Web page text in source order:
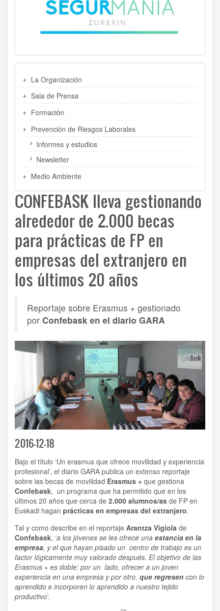
LATERAL
La Organización
Sala de Prensa
Formación
Prevención de Riesgos Laborales
Informes y estudios
Newsletter
Medio Ambiente
CONFEBASK lleva gestionando
alrededor de 2.000 becas
para prácticas de FP en
empresas del extranjero en
los últimos 20 años
Reportaje sobre Erasmus + gestionado
por Confebask en el diario GARA
2016-12-18
Bajo el título ‘Un erasmus que ofrece movilidad y experiencia
profesional’, el diario GARA publica un extenso reportaje
sobre las becas de movilidad Erasmus + que gestiona
Confebask, un programa que ha permitido que en los
últimos 20 años que cerca de 2.000 alumnos/as de FP en
Euskadi hagan prácticas en empresas del extranjero.
Tal y como describe en el reportaje Arantza Vigiola de
Confebask, ‘a los jóvenes se les ofrece una estancia en la
empresa, y el que hayan pisado un centro de trabajo es un
factor lógicamente muy valorado después. El objetivo de las
Erasmus + es doble: por un lado, ofrecer a un joven
experiencia en una empresa y por otro, que regresen con lo
aprendido e incorporen lo aprendido a nuestro tejido
productivo’.